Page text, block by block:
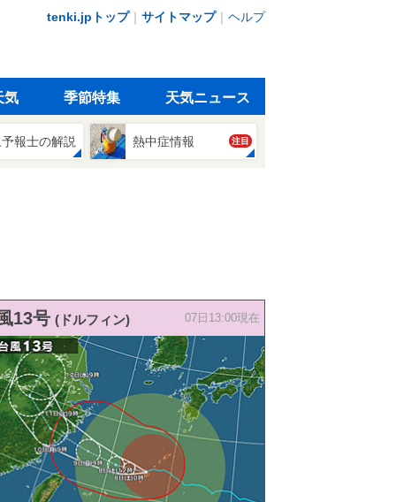
tenki.jpトップ｜ サイトマップ｜ ヘルプ
気 季節特集 天気ニュース
報士の解説 熱中症情報 注目
13号 (ドルフィン) 07日13:00現在